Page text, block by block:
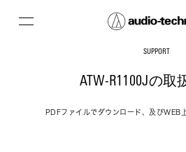
SUPPORT
ATW-R1100Jの取
PDFファイルでダウンロード、及びWEB